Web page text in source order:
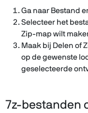
Ga naar Bestand
Selecteer het
Zip-map wilt
Maak bij Delen of
op de gewenste
geselecteerde
7z-bestanden